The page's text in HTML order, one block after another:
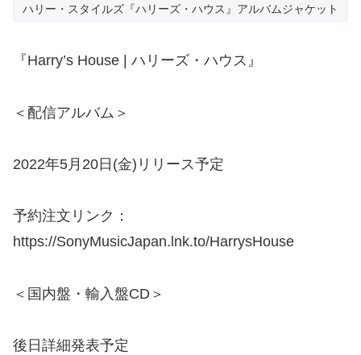
ハリー・スタイルズ『ハリーズ・ハウス』アルバムジャケット
『Harry’s House | ハリーズ・ハウス』
＜配信アルバム＞
2022年5月20日(金)リリース予定
予約注文リンク：
https://SonyMusicJapan.lnk.to/HarrysHouse
＜国内盤・輸入盤CD＞
後日詳細発表予定